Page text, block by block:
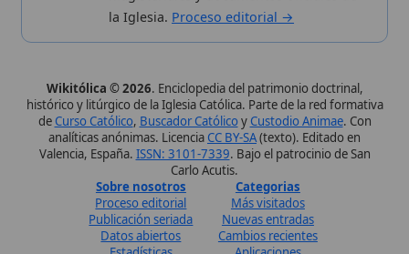
✦ SÍGUENOS EN
Canal de WhatsApp
Perfil de Instagram
Síguenos · @wikitolica